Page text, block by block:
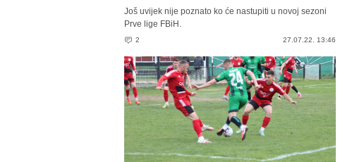
Još uvijek nije poznato ko će nastupiti u novoj sezoni
Prve lige FBiH.
2 27.07.22. 13:46